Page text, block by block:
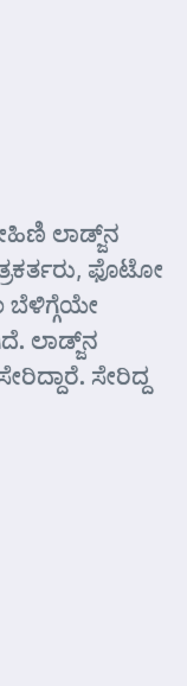
ಲಾಡ್ಜ್‌ನ
ಫೊಟೋ
ಬೆಳಿಗ್ಗೆಯೇ
ಲಾಡ್ಜ್‌ನ
ಸೇರಿದ್ದ